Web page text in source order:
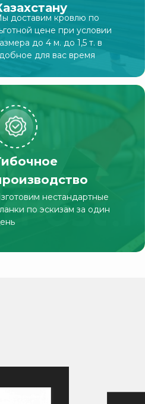
доставим кровлю по
цене при условии
до 4 м. до 1,5 т. в
для вас время
нестандартные
по эскизам за один